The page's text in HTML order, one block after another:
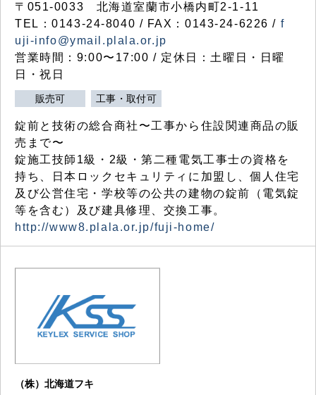
〒051-0033 北海道室蘭市小橋内町2-1-11
TEL：0143-24-8040 / FAX：0143-24-6226 / f
uji-info@ymail.plala.or.jp
営業時間：9:00〜17:00 / 定休日：土曜日・日曜
日・祝日
販売可 工事・取付可
錠前と技術の総合商社〜工事から住設関連商品の販
売まで〜
錠施工技師1級・2級・第二種電気工事士の資格を
持ち、日本ロックセキュリティに加盟し、個人住宅
及び公営住宅・学校等の公共の建物の錠前（電気錠
等を含む）及び建具修理、交換工事。
http://www8.plala.or.jp/fuji-home/
（株）北海道フキ